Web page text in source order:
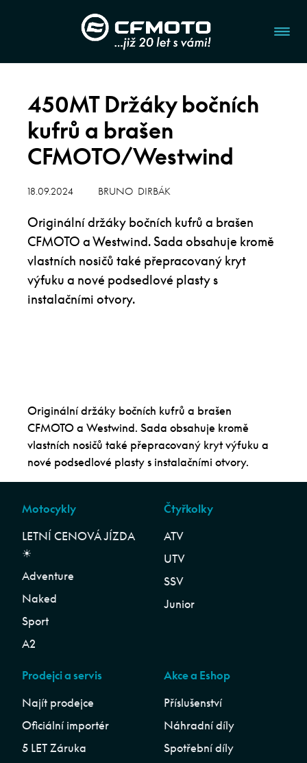
450MT Držáky bočních
kufrů a brašen
CFMOTO/Westwind
18.09.2024 BRUNO DIRBÁK
Originální držáky bočních kufrů a brašen
CFMOTO a Westwind. Sada obsahuje kromě
vlastních nosičů také přepracovaný kryt
výfuku a nové podsedlové plasty s
instalačními otvory.
Originální držáky bočních kufrů a brašen
CFMOTO a Westwind. Sada obsahuje kromě
vlastních nosičů také přepracovaný kryt výfuku a
nové podsedlové plasty s instalačními otvory.
Motocykly
LETNÍ CENOVÁ JÍZDA
☀︎
Adventure
Naked
Sport
A2
Čtyřkolky
ATV
UTV
SSV
Junior
Prodejci a servis
Najít prodejce
Oficiální importér
5 LET Záruka
Akce a Eshop
Příslušenství
Náhradní díly
Spotřební díly